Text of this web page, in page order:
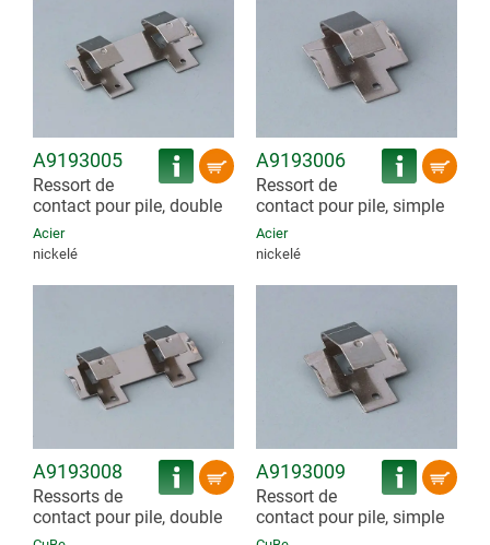
A9193005
Ressort de
contact pour pile, double
Acier
nickelé
A9193006
Ressort de
contact pour pile, simple
Acier
nickelé
A9193008
Ressorts de
contact pour pile, double
A9193009
Ressort de
contact pour pile, simple